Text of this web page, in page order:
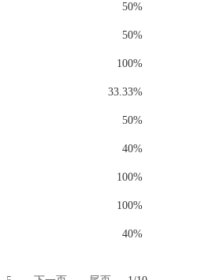
50%
50%
100%
33.33%
50%
40%
100%
100%
40%